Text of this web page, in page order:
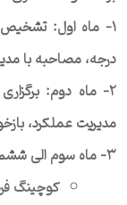
درجه، مصاحبه با
مدیریت عملکرد،
۳- ماه سوم الی ششم:
کوچینگ